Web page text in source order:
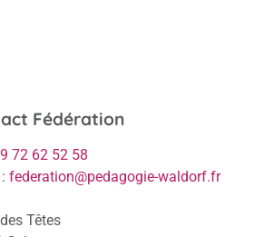
Fédération
72 62 52 58
federation@pedagogie-waldorf.fr
Têtes